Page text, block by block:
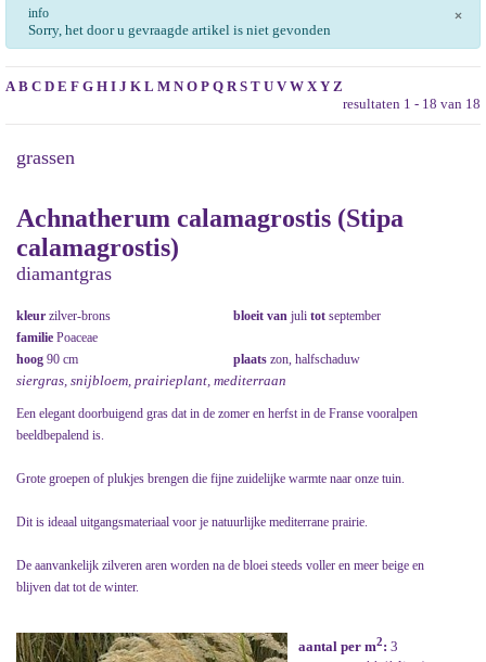
×
info
Sorry, het door u gevraagde artikel is niet gevonden
A B C D E F G H I J K L M N O P Q R S T U V W X Y Z
resultaten 1 - 18 van 18
grassen
Achnatherum calamagrostis (Stipa
calamagrostis)
diamantgras
kleur zilver-brons bloeit van juli tot september
familie Poaceae
hoog 90 cm plaats zon, halfschaduw
siergras, snijbloem, prairieplant, mediterraan
Een elegant doorbuigend gras dat in de zomer en herfst in de Franse vooralpen
beeldbepalend is.
Grote groepen of plukjes brengen die fijne zuidelijke warmte naar onze tuin.
Dit is ideaal uitgangsmateriaal voor je natuurlijke mediterrane prairie.
De aanvankelijk zilveren aren worden na de bloei steeds voller en meer beige en
blijven dat tot de winter.
aantal per m2: 3